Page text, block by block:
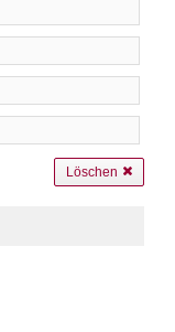
Löschen